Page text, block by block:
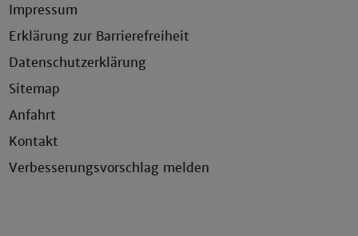
Impressum
Erklärung zur Barrierefreiheit
Datenschutzerklärung
Sitemap
Anfahrt
Kontakt
Verbesserungsvorschlag melden